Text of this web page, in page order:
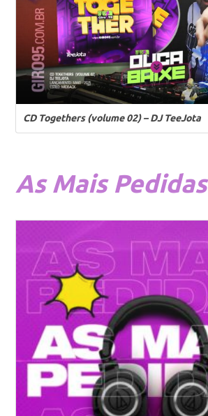
CD Togethers (volume 02) – DJ TeeJota
AsMais Pedidas